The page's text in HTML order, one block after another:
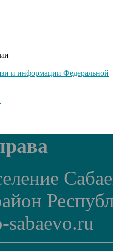
и информации Федеральной